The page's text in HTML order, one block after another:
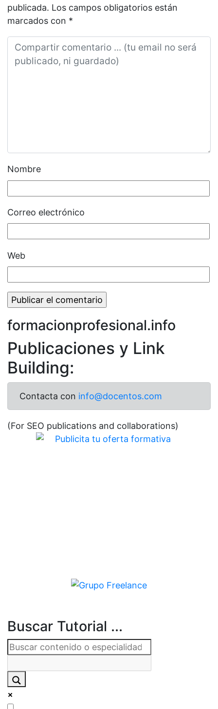
publicada. Los campos obligatorios están
marcados con *
Nombre
Correo electrónico
Web
formacionprofesional.info
Publicaciones y Link
Building:
Contacta con info@docentos.com
(For SEO publications and collaborations)
Buscar Tutorial ...